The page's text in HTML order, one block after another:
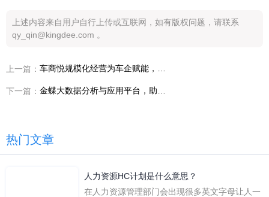
上述内容来自用户自行上传或互联网，如有版权问题，请联系
qy_qin@kingdee.com 。
上一篇：
下一篇：
热门文章
人力资源HC计划是什么意思？
在人力资源管理部门会出现很多英文字母让人一